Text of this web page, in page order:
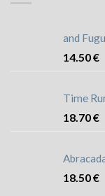
and
14.50€
Time
18.70€
18.50€